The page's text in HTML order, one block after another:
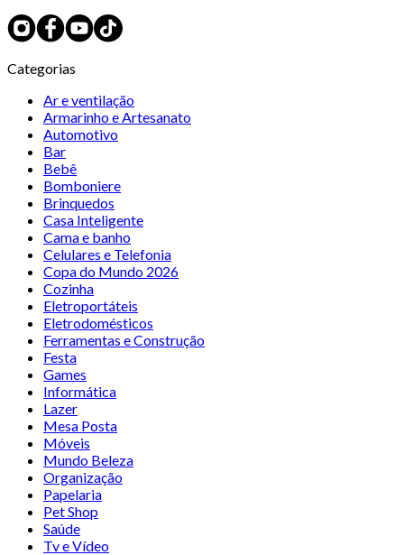
Categorias
Ar e ventilação
Armarinho e Artesanato
Automotivo
Bar
Bebê
Bomboniere
Brinquedos
Casa Inteligente
Cama e banho
Celulares e Telefonia
Copa do Mundo 2026
Cozinha
Eletroportáteis
Eletrodomésticos
Ferramentas e Construção
Festa
Games
Informática
Lazer
Mesa Posta
Móveis
Mundo Beleza
Organização
Papelaria
Pet Shop
Saúde
Tv e Vídeo